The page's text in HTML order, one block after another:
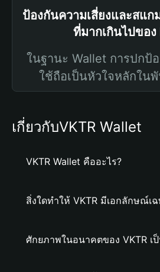
ป้องกันความเสี่ยงและสแ
ที่มากเกินไปของ
ในฐานะ Wallet การปกป้
ใช้ถือเป็นหัวใจหลักใน
เกี่ยวกับVKTR Wallet
VKTR Wallet คืออะไร?
สิ่งใดทำให้ VKTR มีเอกลักษณ์เ
ศักยภาพในอนาคตของ VKTR เ